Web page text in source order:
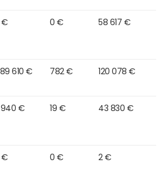
€ 0 € 58 617 €
610 € 782 € 120 078 €
940 € 19 € 43 830 €
€ 0 € 2 €